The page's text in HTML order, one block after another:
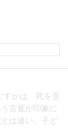
すかは、死を受
言葉が印象に
は違い、子ど